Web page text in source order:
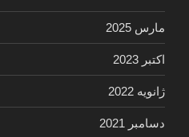
مارس 2025
اکتبر 2023
ژانویه 2022
دسامبر 2021